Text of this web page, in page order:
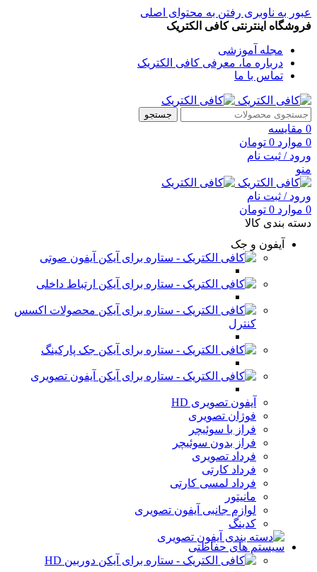
عبور به ناوبری رفتن به محتوای اصلی
فروشگاه اینترنتی کافی الکتریک
مجله آموزشی
درباره ما، معرفی کافی الکتریک
تماس با ما
جستجو
0 مقایسه
0 موارد 0 تومان
ورود / ثبت نام
منو
ورود / ثبت نام
0 موارد 0 تومان
دسته بندی کالا
آیفون و جک
آیفون صوتی
ارتباط داخلی
محصولات اکسس
کنترل
جک پارکینگ
آیفون تصویری
آیفون تصویری HD
فوژان تصویری
فراز با سوئیچر
فراز بدون سوئیچر
فرداد تصویری
فرداد کارتی
فرداد لمسی کارتی
مانیتور
لوازم جانبی آیفون تصویری
کدینگ
سیستم های حفاظتی
دوربین HD